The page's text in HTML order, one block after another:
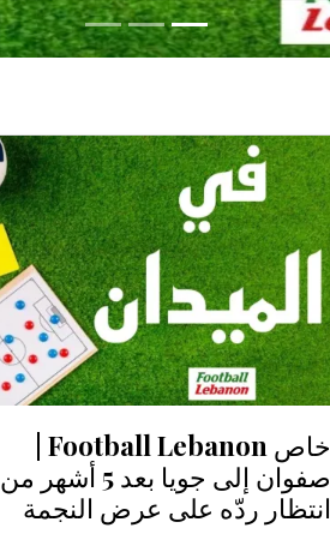
صفوان إلى جويا بعد 5 أشهر من
انتظار ردّه على عرض النجمة